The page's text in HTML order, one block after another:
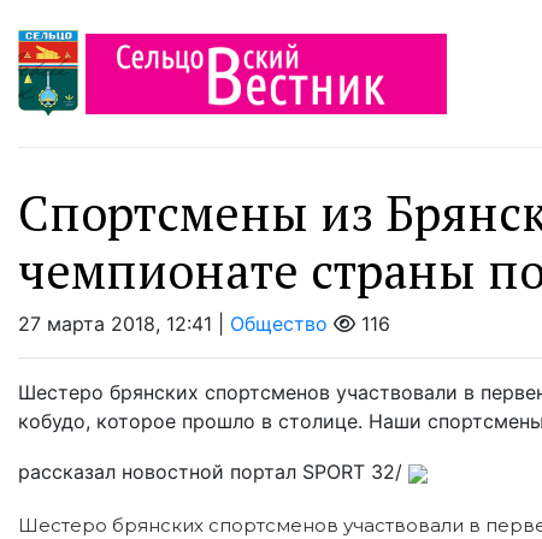
Спортсмены из
чемпионате страны
27 марта 2018, 12:41 | Общество 116
Шестеро брянских спортсменов участвовали в
кобудо, которое прошло в столице. Наши
рассказал новостной портал SPORT 32/
Шестеро брянских спортсменов участвовали в